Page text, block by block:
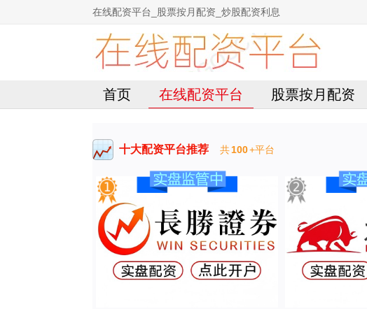
在线配资平台_股票按月配资_炒股配资利息
首页 在线配资平台 股票按月配资
十大配资平台推荐 共100+平台